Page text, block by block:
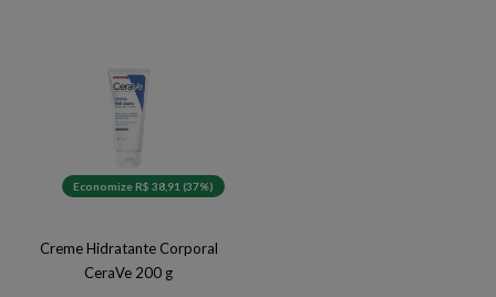
Economize R$ 38,91 (37%)
Creme Hidratante Corporal
CeraVe 200 g